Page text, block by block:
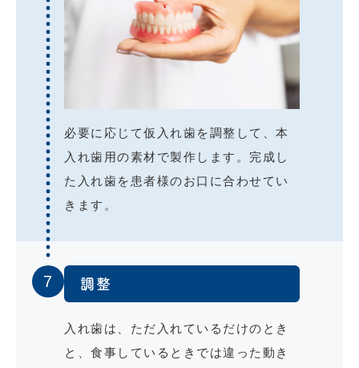
必要に応じて仮入れ歯を調整して、本
入れ歯用の素材で製作します。完成し
た入れ歯を患者様のお口に合わせてい
きます。
7 調整
入れ歯は、ただ入れているだけのとき
と、食事しているときでは違った動き